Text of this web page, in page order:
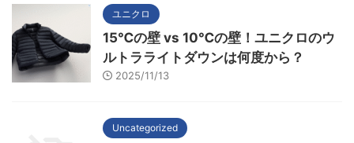
ユニクロ
15℃の壁 vs 10℃の壁！ユニクロのウ
ルトラライトダウンは何度から？
2025/11/13
Uncategorized